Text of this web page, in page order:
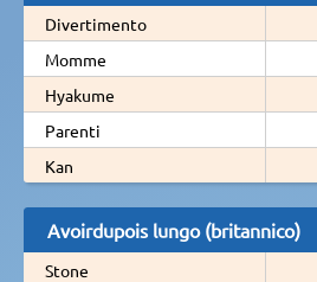
Divertimento
Momme
Hyakume
Parenti
Kan
Avoirdupois lungo (britannico)
Stone